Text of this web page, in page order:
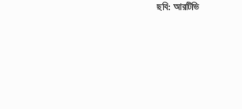
ছবি: আরটিভি